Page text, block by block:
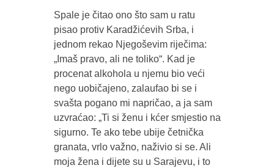
Spale je čitao ono što sam u ratu
pisao protiv Karadžićevih Srba, i
jednom rekao Njegoševim riječima:
„Imaš pravo, ali ne toliko“. Kad je
procenat alkohola u njemu bio veći
nego uobičajeno, zalaufao bi se i
svašta pogano mi napričao, a ja sam
uzvraćao: „Ti si ženu i kćer smjestio na
sigurno. Te ako tebe ubije četnička
granata, vrlo važno, naživio si se. Ali
moja žena i dijete su u Sarajevu, i to